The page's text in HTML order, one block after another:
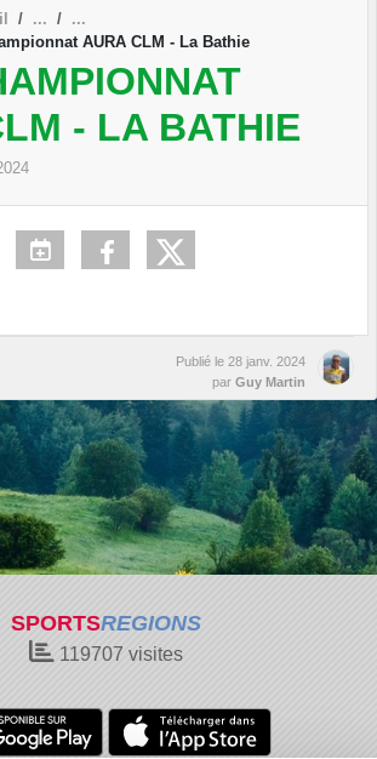
AURA CLM - La Bathie
- LA BATHIE
Publié le 28 janv. 2024
par Guy Martin
SPORTSREGIONS
119707 visites